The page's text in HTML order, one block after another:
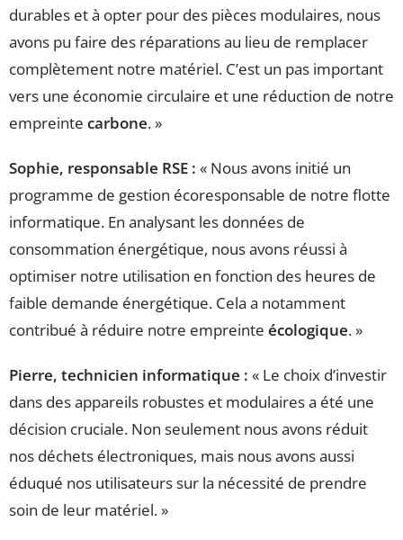
durables et à opter pour des pièces modulaires, nous
avons pu faire des réparations au lieu de remplacer
complètement notre matériel. C’est un pas important
vers une économie circulaire et une réduction de notre
empreinte carbone. »
Sophie, responsable RSE : « Nous avons initié un
programme de gestion écoresponsable de notre flotte
informatique. En analysant les données de
consommation énergétique, nous avons réussi à
optimiser notre utilisation en fonction des heures de
faible demande énergétique. Cela a notamment
contribué à réduire notre empreinte écologique. »
Pierre, technicien informatique : « Le choix d’investir
dans des appareils robustes et modulaires a été une
décision cruciale. Non seulement nous avons réduit
nos déchets électroniques, mais nous avons aussi
éduqué nos utilisateurs sur la nécessité de prendre
soin de leur matériel. »